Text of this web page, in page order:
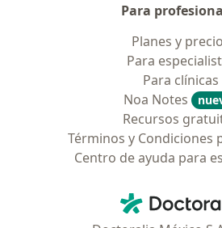
Para
Planes y
Para
Para clínicas
Noa Notes
Recursos
Términos y Condiciones
Centro de ayuda para